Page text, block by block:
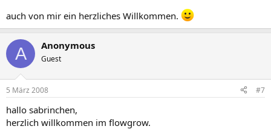
auch von mir ein herzliches Willkommen.
A Anonymous
Guest
5 März 2008 #7
hallo sabrinchen,
herzlich willkommen im flowgrow.